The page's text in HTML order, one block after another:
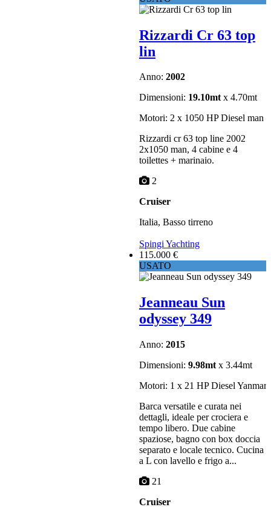
Rizzardi Cr 63 top
lin
Anno: 2002
Dimensioni: 19.10mtx 4.70mt
Motori: 2 x 1050 HP Diesel man
Rizzardi cr 63 top line 2002
2x1050 man, 4 cabine e 4
toilettes + marinaio.
2
Cruiser
Italia, Basso tirreno
Spingi Yachting
115.000 €
USATO
Jeanneau Sun
odyssey 349
Anno: 2015
Dimensioni: 9.98mt x 3.44mt
Motori: 1 x 21 HP Diesel Yanmar
Barca versatile e curata nei
dettagli, ideale per crociera e
tempo libero. Due cabine
spaziose, bagno con box doccia
separato e locale tecnico. Cucina
a L con lavello e frigo a...
21
Cruiser